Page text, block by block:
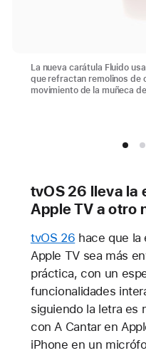
La nueva carátula Fluido
que refractan remolinos de
movimiento de la muñeca
tvOS 26 lleva la
Apple TV a otro
tvOS 26 hace que la
Apple TV sea más
práctica, con un
funcionalidades
siguiendo la letra es
con A Cantar en
iPhone en un